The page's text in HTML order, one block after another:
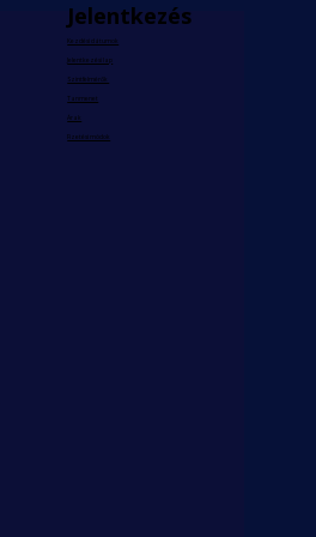
Jelentkezés
Kezdési dátumok
Jelentkezési lap
Szintfelmérők
Tanmenet
Árak
Fizetési módok